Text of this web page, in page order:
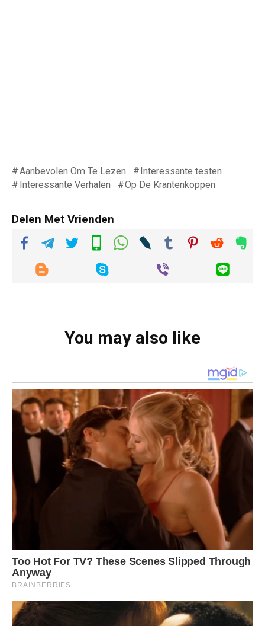
Aanbevolen Om Te Lezen
Interessante testen
Interessante Verhalen
Op De Krantenkoppen
Delen Met Vrienden
You may also like